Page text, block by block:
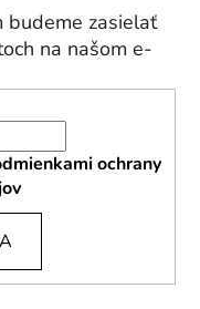
budeme zasielať
na našom e-
ochrany